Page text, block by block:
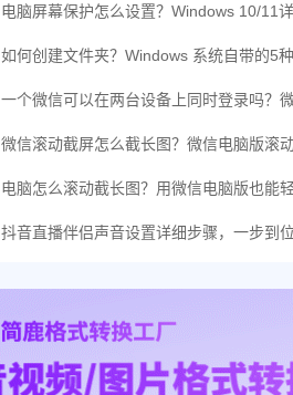
电脑屏幕保护怎么设置？Windows 10/11
如何创建文件夹？Windows 系统自带的5
一个微信可以在两台设备上同时登录吗？
微信滚动截屏怎么截长图？微信电脑版滚
电脑怎么滚动截长图？用微信电脑版也能
抖音直播伴侣声音设置详细步骤，一步到